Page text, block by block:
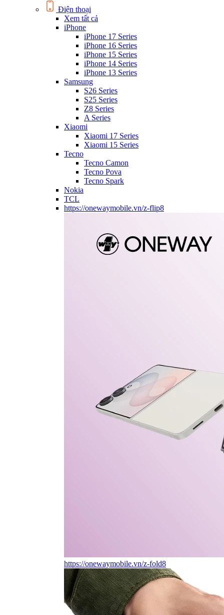
Điện thoại
Xem tất cả
iPhone
iPhone 17 Series
iPhone 16 Series
iPhone 15 Series
iPhone 14 Series
iPhone 13 Series
Samsung
S26 Series
S25 Series
Z8 Series
A Series
Xiaomi
Xiaomi 17 Series
Xiaomi 15 Series
Tecno
Tecno Camon
Tecno Pova
Tecno Spark
Nokia
TCL
https://onewaymobile.vn/z-flip8
https://onewaymobile.vn/z-fold8